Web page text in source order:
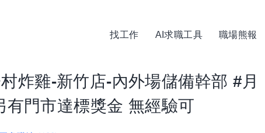
找工作 AI求職工具 職場熊報
炸雞-新竹店-內外場儲備幹部 #月
門市達標獎金 無經驗可